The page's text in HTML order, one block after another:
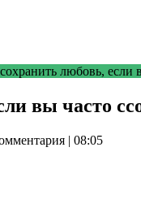
любовь, если
вы часто
| 08:05